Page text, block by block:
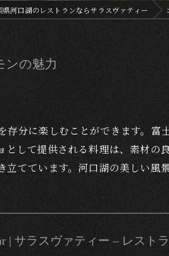
県河口湖のレストランならサラスヴァティー
ンの魅力
分に楽しむことができます。富
して提供される料理は、素材の
てています。河口湖の美しい風
| サラスヴァティー – レスト